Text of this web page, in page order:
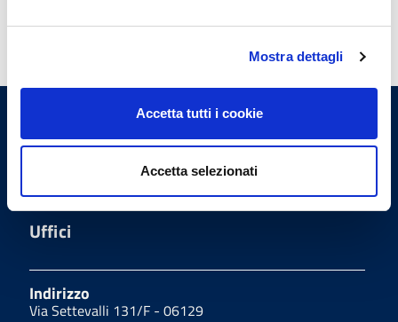
Mostra dettagli
Accetta tutti i cookie
Accetta selezionati
Ordine Provinciale dei Medici
Chirurghi e degli Odontoiatri
Uffici
Indirizzo
Via Settevalli 131/F - 06129